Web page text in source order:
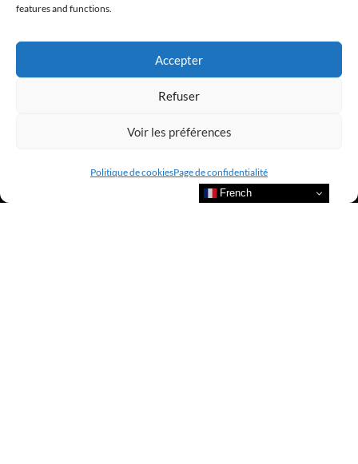
features and functions.
Accepter
Refuser
Voir les préférences
Politique de cookiesPage de confidentialité
French